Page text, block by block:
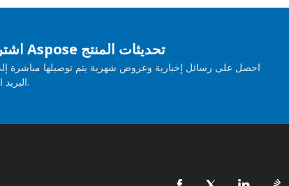
اشترك في Aspose تحديثات المنتج
احصل على رسائل إخبارية وعروض شهرية يتم توصيلها مباشرة
البريد الخاص بك.